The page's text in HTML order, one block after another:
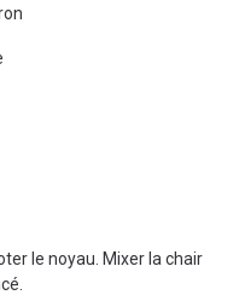
le noyau. Mixer la chair